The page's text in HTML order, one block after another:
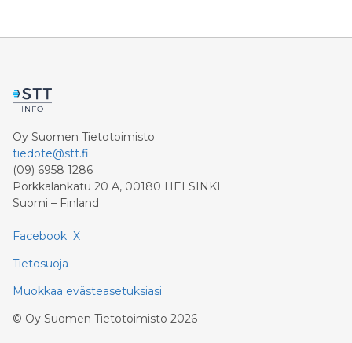
Oy Suomen Tietotoimisto
tiedote@stt.fi
(09) 6958 1286
Porkkalankatu 20 A, 00180 HELSINKI
Suomi – Finland
Facebook X
Tietosuoja
Muokkaa evästeasetuksiasi
© Oy Suomen Tietotoimisto 2026